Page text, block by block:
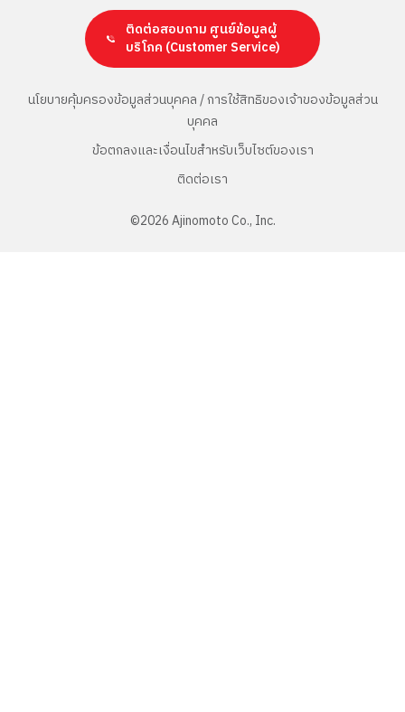
ติดต่อสอบถาม ศูนย์ข้อมูลผู้
บริโภค (Customer Service)
นโยบายคุ้มครองข้อมูลส่วนบุคคล / การใช้สิทธิของเจ้าของข้อมูลส่วน
บุคคล
ข้อตกลงและเงื่อนไขสำหรับเว็บไซต์ของเรา
ติดต่อเรา
©2026Ajinomoto Co., Inc.